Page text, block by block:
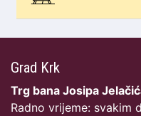
Grad Krk
Trg bana Josipa
Radno vrijeme: svakim